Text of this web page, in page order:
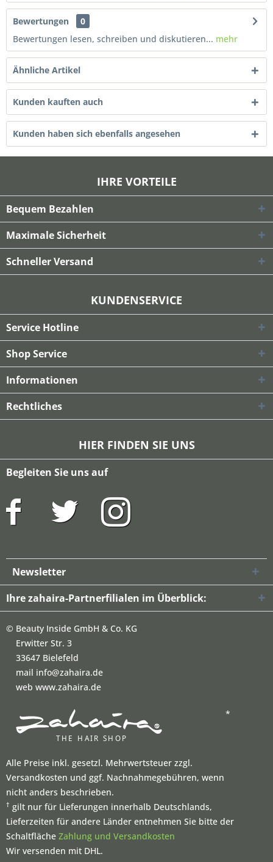
Bewertungen
0
Bewertungen lesen, schreiben und diskutieren... mehr
Ähnliche Artikel
Kunden kauften auch
Kunden haben sich ebenfalls angesehen
IHRE VORTEILE
Bequem Bezahlen
Maximale Sicherheit
Schneller Versand
KUNDENSERVICE
Service Hotline
Shop Service
Informationen
Rechtliches
HIER FINDEN SIE UNS
Begleiten Sie uns auf
Newsletter
Ihre zahaira-Partnerfilialen im Überblick:
© Beauty Inside GmbH & Co. KG
Erwitter Str. 3
33647 Bielefeld
mail info@zahaira.de
web www.zahaira.de
*
Alle Preise inkl. gesetzl. Mehrwertsteuer zzgl.
Versandkosten und ggf. Nachnahmegebühren, wenn
nicht anders beschrieben.
† gilt nur für Lieferungen innerhalb Deutschlands,
Lieferzeiten für andere Länder entnehmen Sie bitte der
Schaltfläche Zahlung und Versandkosten
Wir versenden mit DHL.